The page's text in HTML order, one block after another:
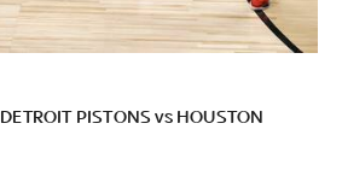
DETROIT PISTONS vs HOUSTON